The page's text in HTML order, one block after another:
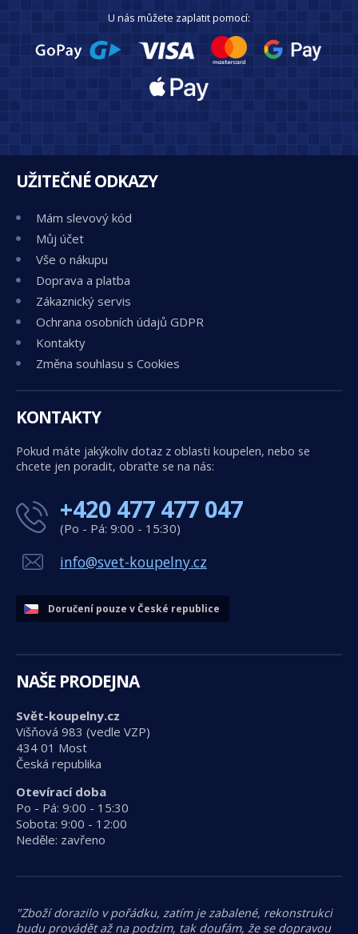
U nás můžete zaplatit pomocí:
UŽITEČNÉ ODKAZY
Mám slevový kód
Můj účet
Vše o nákupu
Doprava a platba
Zákaznický servis
Ochrana osobních údajů GDPR
Kontakty
Změna souhlasu s Cookies
KONTAKTY
Pokud máte jakýkoliv dotaz z oblasti koupelen, nebo se
chcete jen poradit, obraťte se na nás:
+420 477 477 047
(Po - Pá: 9:00 - 15:30)
info@svet-koupelny.cz
Doručení pouze v České republice
NAŠE PRODEJNA
Svět-koupelny.cz
Višňová 983 (vedle VZP)
434 01 Most
Česká republika
Otevírací doba
Po - Pá: 9:00 - 15:30
Sobota: 9:00 - 12:00
Neděle: zavřeno
"Zboží dorazilo v pořádku, zatím je zabalené, rekonstrukci
budu provádět až na podzim, tak doufám, že se dopravou